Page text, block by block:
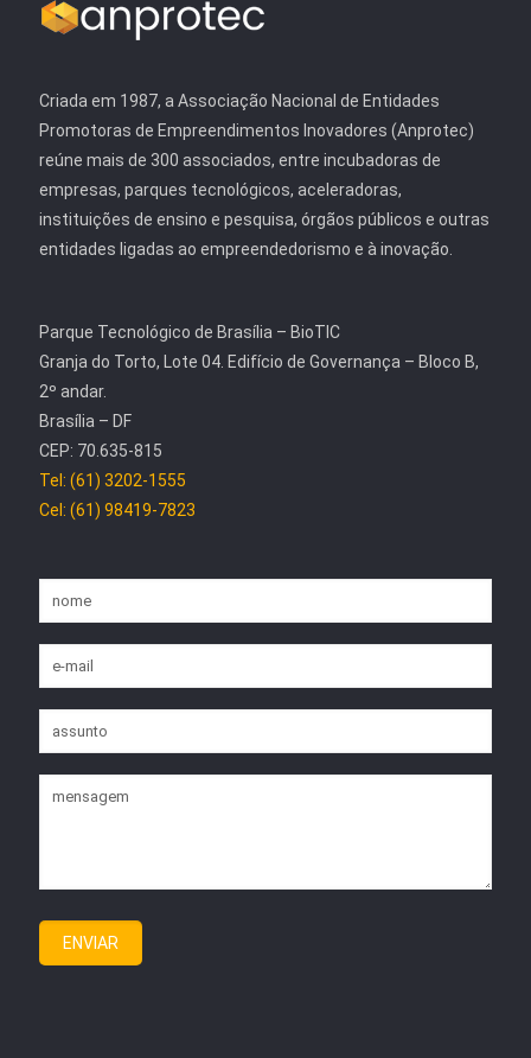
Criada em 1987, a Associação Nacional de Entidades
Promotoras de Empreendimentos Inovadores (Anprotec)
reúne mais de 300 associados, entre incubadoras de
empresas, parques tecnológicos, aceleradoras,
instituições de ensino e pesquisa, órgãos públicos e outras
entidades ligadas ao empreendedorismo e à inovação.
Parque Tecnológico de Brasília – BioTIC
Granja do Torto, Lote 04. Edifício de Governança – Bloco B,
2º andar.
Brasília – DF
CEP: 70.635-815
Tel: (61) 3202-1555
Cel: (61) 98419-7823